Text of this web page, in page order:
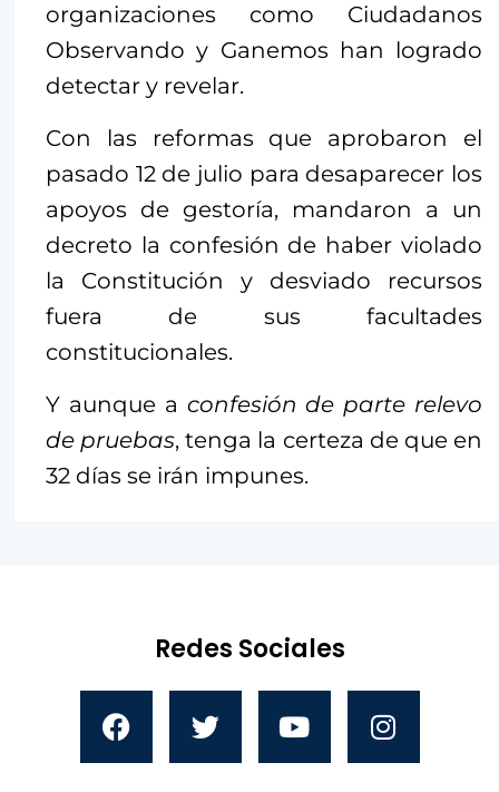
organizaciones como Ciudadanos
Observando y Ganemos han logrado
detectar y revelar.
Con las reformas que aprobaron el
pasado 12 de julio para desaparecer los
apoyos de gestoría, mandaron a un
decreto la confesión de haber violado
la Constitución y desviado recursos
fuera de sus facultades
constitucionales.
Y aunque a confesión de parte relevo
de pruebas, tenga la certeza de que en
32 días se irán impunes.
Redes Sociales